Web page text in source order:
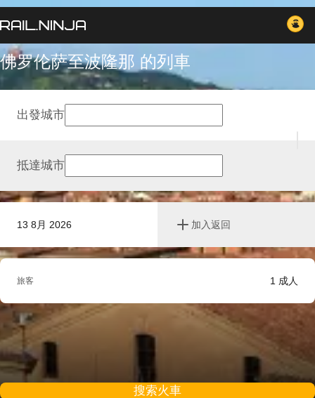
佛罗伦萨至波隆那 的列車
13 8月 2026 加入返回
出發城市
抵達城市
旅客 1 成人
搜索火車